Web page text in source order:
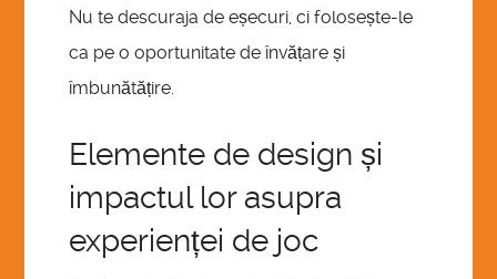
Nu te descuraja de eșecuri, ci folosește-le
ca pe o oportunitate de învățare și
îmbunătățire.
Elemente de design și
impactul lor asupra
experienței de joc